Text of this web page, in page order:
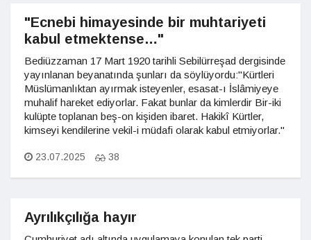
"Ecnebi himayesinde bir muhtariyeti
kabul etmektense…"
Bediüzzaman 17 Mart 1920 tarihli Sebilürreşad dergisinde
yayınlanan beyanatında şunları da söylüyordu:"Kürtleri
Müslümanlıktan ayırmak isteyenler, esasat-ı İslâmiyeye
muhalif hareket ediyorlar. Fakat bunlar da kimlerdir Bir-iki
kulüpte toplanan beş-on kişiden ibaret. Hakikî Kürtler,
kimseyi kendilerine vekil-i müdafi olarak kabul etmiyorlar."
23.07.2025 38
Ayrılıkçılığa hayır